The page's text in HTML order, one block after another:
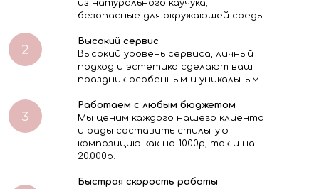
из натурального каучука,
безопасные для окружающей среды.
Высокий сервис
Высокий уровень сервиса, личный
подход и эстетика сделают ваш
праздник особенным и уникальным.
Работаем с любым бюджетом
Мы ценим каждого нашего клиента
и рады составить стильную
композицию как на 1000р, так и на
20.000р.
Быстрая скорость работы